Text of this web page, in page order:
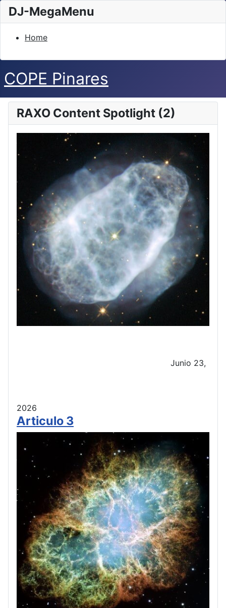
DJ-MegaMenu
Home
COPE Pinares
RAXO Content Spotlight (2)
Junio 23,
2026
Articulo 3